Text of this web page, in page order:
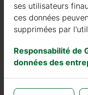
Le bois de sapin
caractéristiques
en bois. Il est de
moisissure et aux
ses utilisateurs
ces données
supprimées par
Responsabilité de
données des